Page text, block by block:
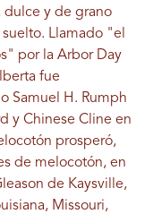
dulce y de grano
Llamado "el
por la Arbor Day
fue
Samuel H. Rumph
y Chinese Cline en
prosperó,
de melocotón, en
de Kaysville,
Missouri,